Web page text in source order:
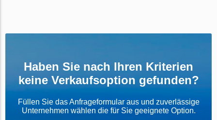
Haben Sie nach Ihren Kriterien
keine Verkaufsoption gefunden?
Füllen Sie das Anfrageformular aus und zuverlässige
Unternehmen wählen die für Sie geeignete Option.